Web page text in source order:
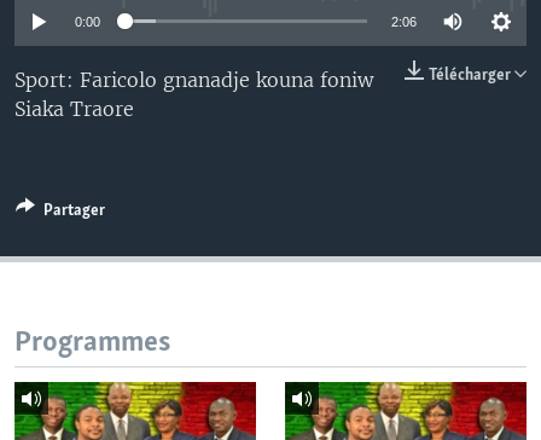
0:00 2:06
Télécharger
Sport: Faricolo gnanadje kouna foniw
Siaka Traore
Partager
Programmes